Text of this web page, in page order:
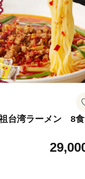
祖台湾ラーメン 8